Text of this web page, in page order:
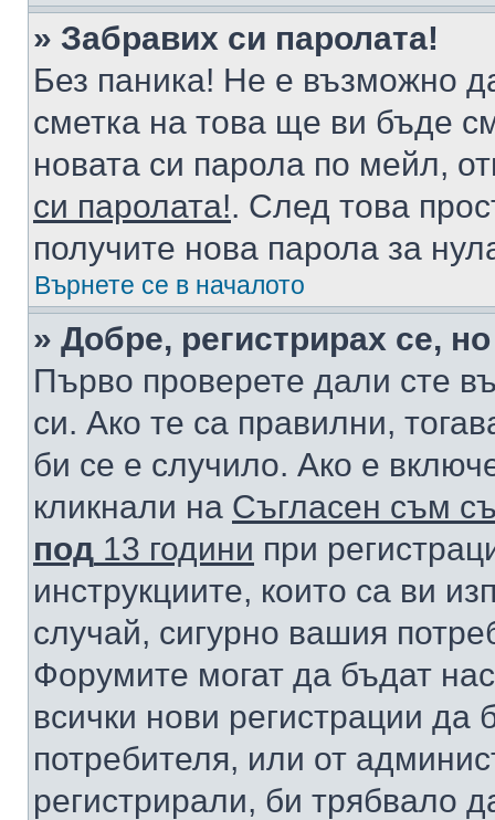
» Забравих си паролата!
Без паника! Не е възможно
сметка на това ще ви бъде
новата си парола по мейл,
си паролата!. След това
получите нова парола за
Върнете се в началото
» Добре, регистрирах се,
Първо проверете дали сте
си. Ако те са правилни,
би се е случило. Ако е
кликнали на Съгласен съм
под 13 години при
инструкциите, които са ви
случай, сигурно вашия
Форумите могат да бъдат
всички нови регистрации да
потребителя, или от
регистрирали, би трябвало